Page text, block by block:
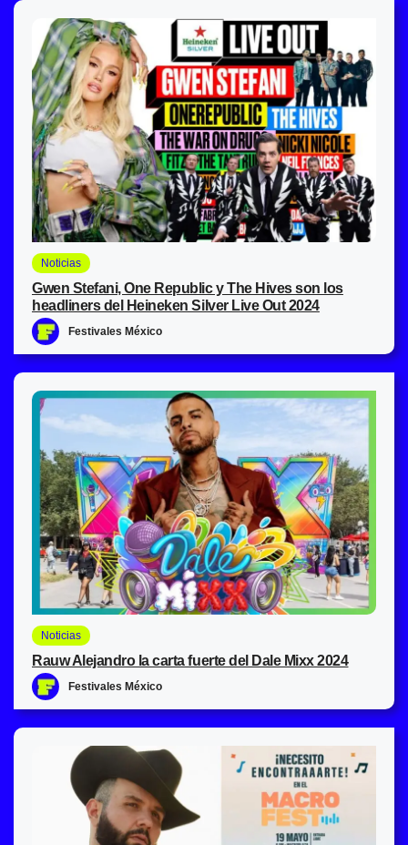
Noticias
Gwen Stefani, One Republic y The Hives son los
headliners del Heineken Silver Live Out 2024
Festivales México
Noticias
Rauw Alejandro la carta fuerte del Dale Mixx 2024
Festivales México